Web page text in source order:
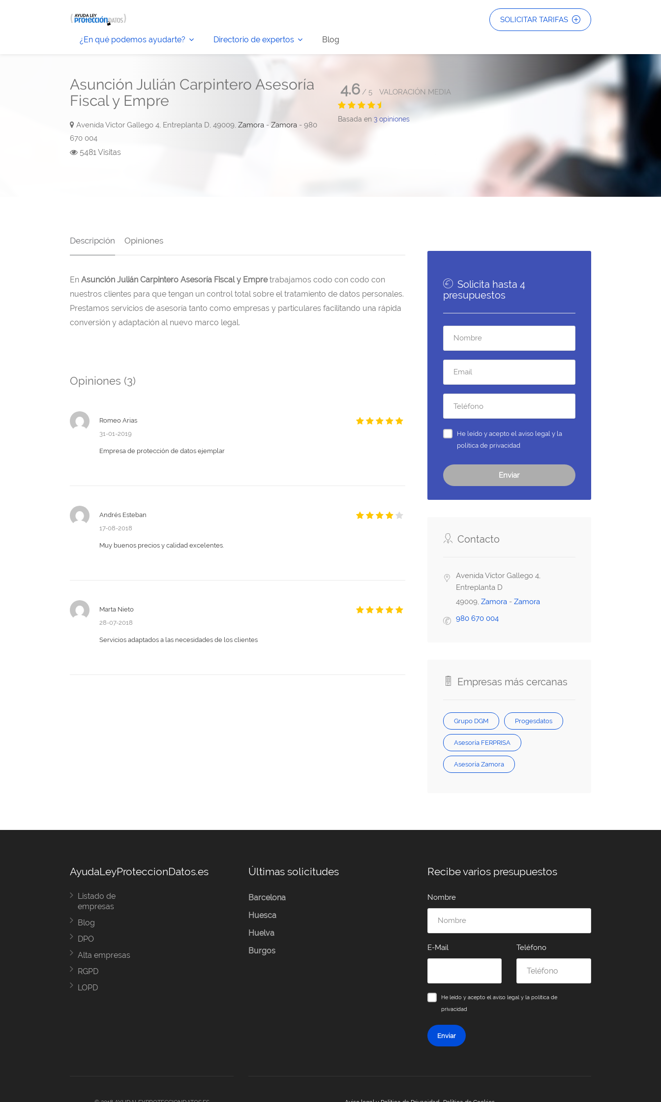
¿En qué podemos ayudarte? Directorio de expertos Blog
SOLICITAR TARIFAS
Asunción Julián Carpintero Asesoría
Fiscal y Empre
Avenida Víctor Gallego 4, Entreplanta D, 49009, Zamora - Zamora - 980
670 004
5481 Visitas
4.6 / 5 VALORACIÓN MEDIA
Basada en 3 opiniones
Descripción Opiniones
En Asunción Julián Carpintero Asesoría Fiscal y Empretrabajamos codo con codo con
nuestros clientes para que tengan un control total sobre el tratamiento de datos personales.
Prestamos servicios de asesoría tanto como empresas y particulares facilitando una rápida
conversión y adaptación al nuevo marco legal.
Opiniones (3)
Romeo Arias
31-01-2019
Empresa de protección de datos ejemplar
Andrés Esteban
17-08-2018
Muy buenos precios y calidad excelentes.
Marta Nieto
28-07-2018
Servicios adaptados a las necesidades de los clientes
Solicita hasta 4
presupuestos
He leído y acepto el aviso legal y la
política de privacidad
Enviar
Contacto
Avenida Víctor Gallego 4,
Entreplanta D
49009, Zamora- Zamora
980 670 004
Empresas más cercanas
Grupo DGM Progesdatos
Asesoría FERPRISA
Asesoría Zamora
AyudaLeyProteccionDatos.es
Listado de
empresas
Blog
DPO
Alta empresas
RGPD
LOPD
Últimas solicitudes
Barcelona
Huesca
Huelva
Burgos
Recibe varios presupuestos
Nombre
E-Mail Teléfono
He leído y acepto el aviso legal y la política de
privacidad
Enviar